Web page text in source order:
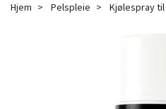
Hjem Pelspleie Kjølespray